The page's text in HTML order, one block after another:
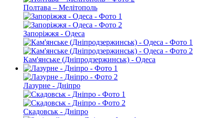
Полтава – Мелітополь
Запоріжжя - Одеса
Кам'янське (Дніпродзержинськ) - Одеса
Лазурне - Дніпро
Скадовськ - Дніпро